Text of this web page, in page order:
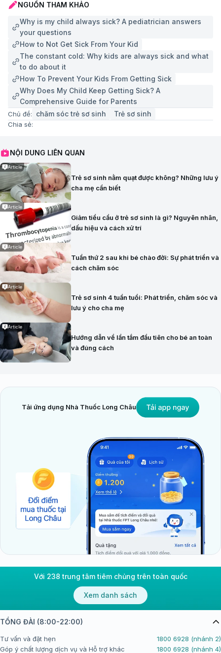
NGUỒN THAM KHẢO
Why is my child always sick? A pediatrician answers
your questions
How to Not Get Sick From Your Kid
The constant cold: Why kids are always sick and what
to do about it
How To Prevent Your Kids From Getting Sick
Why Does My Child Keep Getting Sick? A
Comprehensive Guide for Parents
Chủ đề: chăm sóc trẻ sơ sinh Trẻ sơ sinh
Chia sẻ:
NỘI DUNG LIÊN QUAN
Article
Trẻ sơ sinh nằm quạt được không? Những lưu ý
cha mẹ cần biết
Article
Giảm tiểu cầu ở trẻ sơ sinh là gì? Nguyên nhân,
dấu hiệu và cách xử trí
Article
Tuần thứ 2 sau khi bé chào đời: Sự phát triển và
cách chăm sóc
Article
Trẻ sơ sinh 4 tuần tuổi: Phát triển, chăm sóc và
lưu ý cho cha mẹ
Article
Hướng dẫn về lần tắm đầu tiên cho bé an toàn
và đúng cách
Tải ứng dụng Nhà Thuốc Long Châu
Với 238 trung tâm tiêm chủng trên toàn quốc
Xem danh sách
TỔNG ĐÀI (8:00-22:00)
Tư vấn và đặt hẹn
1800 6928 (nhánh 2)
Góp ý chất lượng dịch vụ và Hỗ trợ khác
1800 6928 (nhánh 4)